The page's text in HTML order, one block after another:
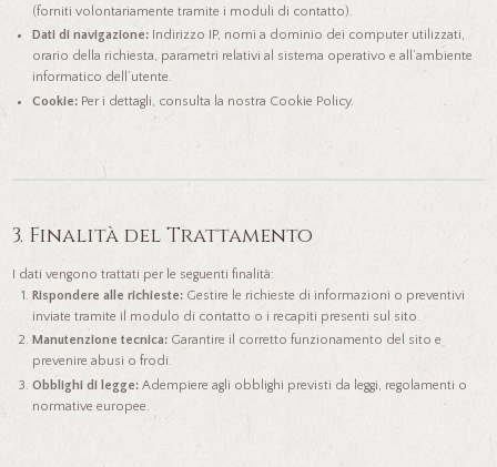
(forniti volontariamente tramite i moduli di contatto).
Dati di navigazione: Indirizzo IP, nomi a dominio dei computer utilizzati,
orario della richiesta, parametri relativi al sistema operativo e all’ambiente
informatico dell’utente.
Cookie: Per i dettagli, consulta la nostra Cookie Policy.
3. Finalità del Trattamento
I dati vengono trattati per le seguenti finalità:
Rispondere alle richieste: Gestire le richieste di informazioni o preventivi
inviate tramite il modulo di contatto o i recapiti presenti sul sito.
Manutenzione tecnica: Garantire il corretto funzionamento del sito e
prevenire abusi o frodi.
Obblighi di legge: Adempiere agli obblighi previsti da leggi, regolamenti o
normative europee.